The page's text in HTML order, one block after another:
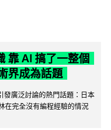
靠 AI 搞了一整個
界成為話題
發廣泛討論的熱門話題：日本
在完全沒有編程經驗的情況